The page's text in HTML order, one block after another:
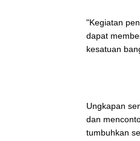
"Kegiatan
dapat
kesatuan
Ungkapan
dan
tumbuhkan